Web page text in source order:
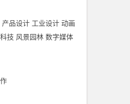
产品设计 工业设计 动画
技 风景园林 数字媒体